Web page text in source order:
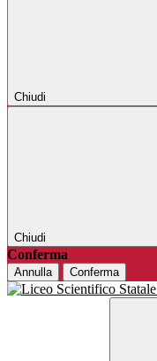
Chiudi
Chiudi
Conferma
Annulla Conferma